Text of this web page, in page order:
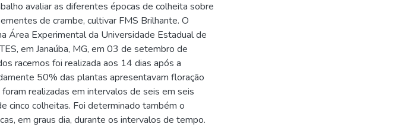
avaliar as diferentes épocas de colheita sobre
de crambe, cultivar FMS Brilhante. O
Área Experimental da Universidade Estadual de
em Janaúba, MG, em 03 de setembro de
racemos foi realizada aos 14 dias após a
50% das plantas apresentavam floração
realizadas em intervalos de seis em seis
cinco colheitas. Foi determinado também o
em graus dia, durante os intervalos de tempo.